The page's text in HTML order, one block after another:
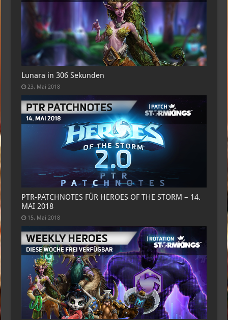
Lunara in 306 Sekunden
23. Mai 2018
PTR-PATCHNOTES FÜR HEROES OF THE STORM – 14.
MAI 2018
15. Mai 2018